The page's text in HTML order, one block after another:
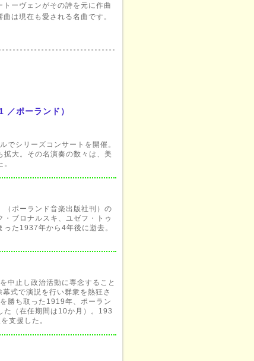
ーヴェンがその詩を元に作曲
は現在も愛される名曲です。
／ポーランド）
でシリーズコンサートを開催。
拡大。その名演奏の数々は、美
（ポーランド音楽出版社刊）の
ブロナルスキ、ユゼフ・トゥ
た1937年から4年後に逝去。
中止し政治活動に専念すること
式で演説を行い群衆を熱狂さ
勝ち取った1919年、ポーラン
た（在任期間は10か月）。193
支援した。